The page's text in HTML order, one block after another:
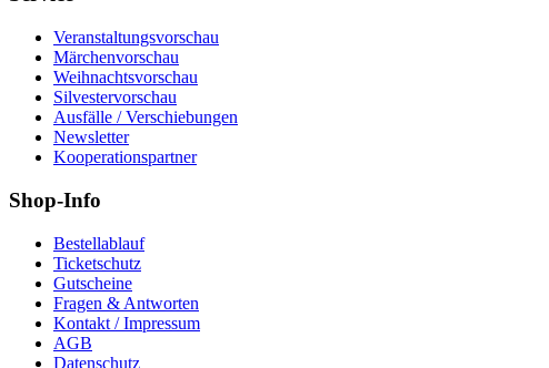
Veranstaltungsvorschau
Märchenvorschau
Weihnachtsvorschau
Silvestervorschau
Ausfälle / Verschiebungen
Newsletter
Kooperationspartner
Shop-Info
Bestellablauf
Ticketschutz
Gutscheine
Fragen & Antworten
Kontakt / Impressum
AGB
Datenschutz